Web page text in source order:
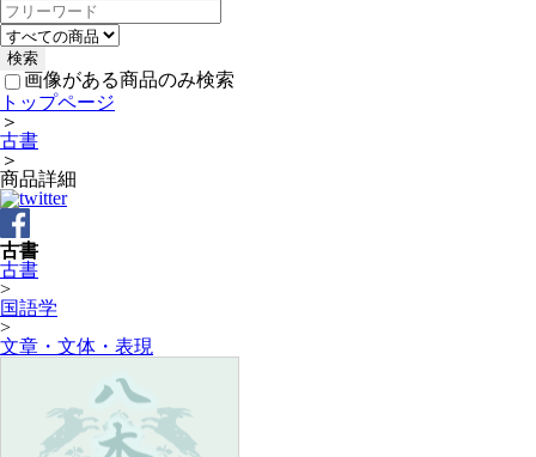
画像がある商品のみ検索
トップページ
＞
古書
＞
商品詳細
古書
古書
>
国語学
>
文章・文体・表現